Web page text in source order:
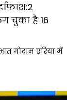
चुका है 16
गोदाम एरिया में